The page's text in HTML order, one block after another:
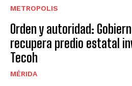
METROPOLIS
Orden y autoridad:
recupera predio estatal
Tecoh
MÉRIDA